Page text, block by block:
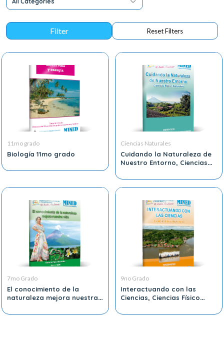
11mo grado
Biología 11mo grado
Ciencias Naturales
Cuidando la Naturaleza de
Nuestro Entorno, Ciencias
7mo Grado
El conocimiento de la
naturaleza mejora nuestra
9no Grado
Interactuando con las
Ciencias, Ciencias Físico